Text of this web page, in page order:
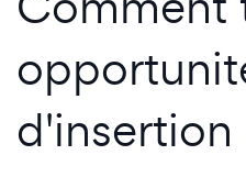
d'insertion